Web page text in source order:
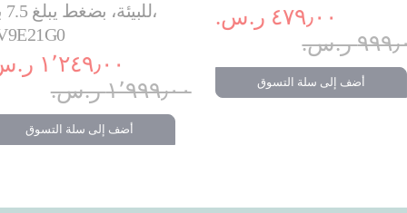
١٬٢٤٩٫٠٠ ر.س.‏
١٬٩٩٩٫٠٠ ر.س.‏
أضف إلى سلة التسوق
٤٧٩٫٠٠ ر.س.‏
ر.س.‏
أضف إلى سلة التسوق